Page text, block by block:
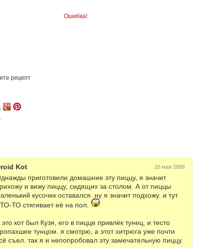
Ошибка!
рецепт
Kot 20 мая 2009
приготовили домашние эту пиццу, я значит
и вижу пиццу, сидящих за столом. А от пиццы
кусочек оставался. ну я значит подхожу. и тут
ТО стягивает её на пол.
кот был Кузя, его в пицце привлёк тунец, и тесто
тунцом. я смотрю, а этот хитрюга уже почти
съел. так я и непопробовал эту замечательную пиццу.